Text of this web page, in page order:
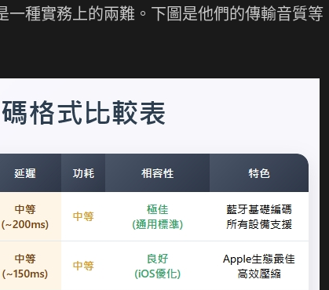
種實務上的兩難。下圖是他們的傳輸音質等